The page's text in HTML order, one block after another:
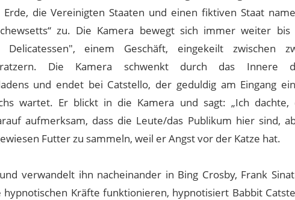
Erde, die Vereinigten Staaten und einen fiktiven Staat
zu. Die Kamera bewegt sich immer weiter bis
Delicatessen", einem Geschäft, eingekeilt zwischen
Die Kamera schwenkt durch das Innere
und endet bei Catstello, der geduldig am Eingang
wartet. Er blickt in die Kamera und sagt: „Ich dachte,
aufmerksam, dass die Leute/das Publikum hier sind,
Futter zu sammeln, weil er Angst vor der Katze hat.
verwandelt ihn nacheinander in Bing Crosby, Frank
Kräfte funktionieren, hypnotisiert Babbit